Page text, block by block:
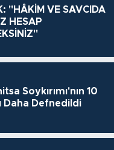
"HÂKİM VE SAVCIDA
HESAP
Soykırımı'nın 10
Daha Defnedildi